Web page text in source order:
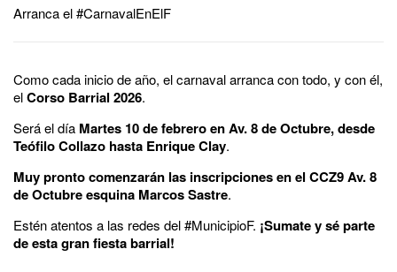
Arranca el #CarnavalEnElF
Como cada inicio de año, el carnaval arranca con todo, y con él,
elCorso Barrial 2026.
Será el día Martes 10 de febrero en Av. 8 de Octubre, desde
Teófilo Collazo hasta Enrique Clay.
Muy pronto comenzarán las inscripciones en el CCZ9 Av. 8
de Octubre esquina Marcos Sastre.
Estén atentos a las redes del #MunicipioF. ¡Sumate y sé parte
de esta gran fiesta barrial!